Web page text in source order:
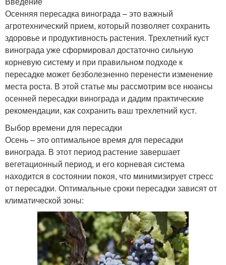
Осенняя пересадка винограда – это важный
агротехнический прием, который позволяет сохранить
здоровье и продуктивность растения. Трехлетний куст
винограда уже сформировал достаточно сильную
корневую систему и при правильном подходе к
пересадке может безболезненно перенести изменение
места роста. В этой статье мы рассмотрим все нюансы
осенней пересадки винограда и дадим практические
рекомендации, как сохранить ваш трехлетний куст.
Выбор времени для пересадки
Осень – это оптимальное время для пересадки
винограда. В этот период растение завершает
вегетационный период, и его корневая система
находится в состоянии покоя, что минимизирует стресс
от пересадки. Оптимальные сроки пересадки зависят от
климатической зоны: